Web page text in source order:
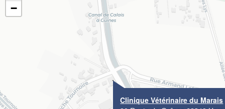
Clinique Vétérinaire du Marais
−